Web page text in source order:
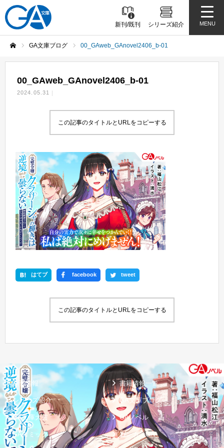
新刊/既刊 シリーズ紹介 MENU
GA文庫ブログ 00_GAweb_GAnovel2406_b-01
00_GAweb_GAnovel2406_b-01
2024.05.31
この記事のタイトルとURLをコピーする
はてブ facebook tweet
この記事のタイトルとURLをコピーする
新刊情報 書籍情報一覧
シリーズ紹介 GA文庫ブログ
GA文庫大賞 GAノベル
GAコミック ガンガンGA